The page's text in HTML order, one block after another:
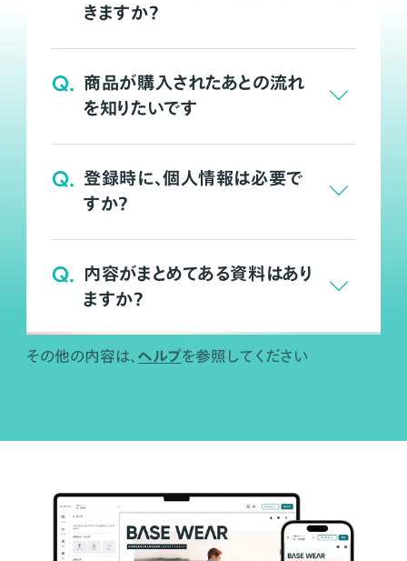
きますか？
Q. 商品が購入されたあとの流れ
を知りたいです
Q. 登録時に、個人情報は必要で
すか？
Q. 内容がまとめてある資料はあり
ますか？
その他の内容は、 ヘルプを参照してください